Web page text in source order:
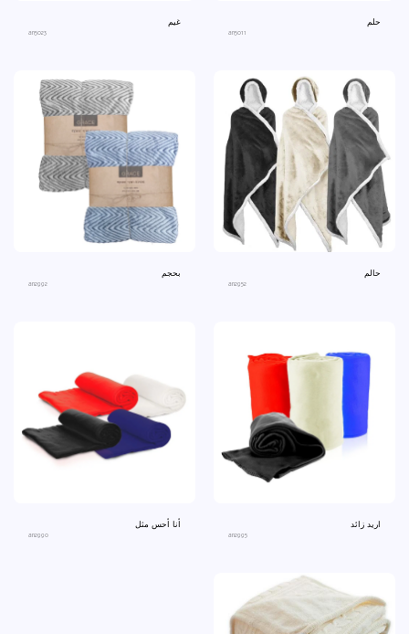
حلم
an5011
غيم
an5023
حالم
an2952
بحجم
an2992
اريد زائد
an2995
أنا أحس مثل
an2990